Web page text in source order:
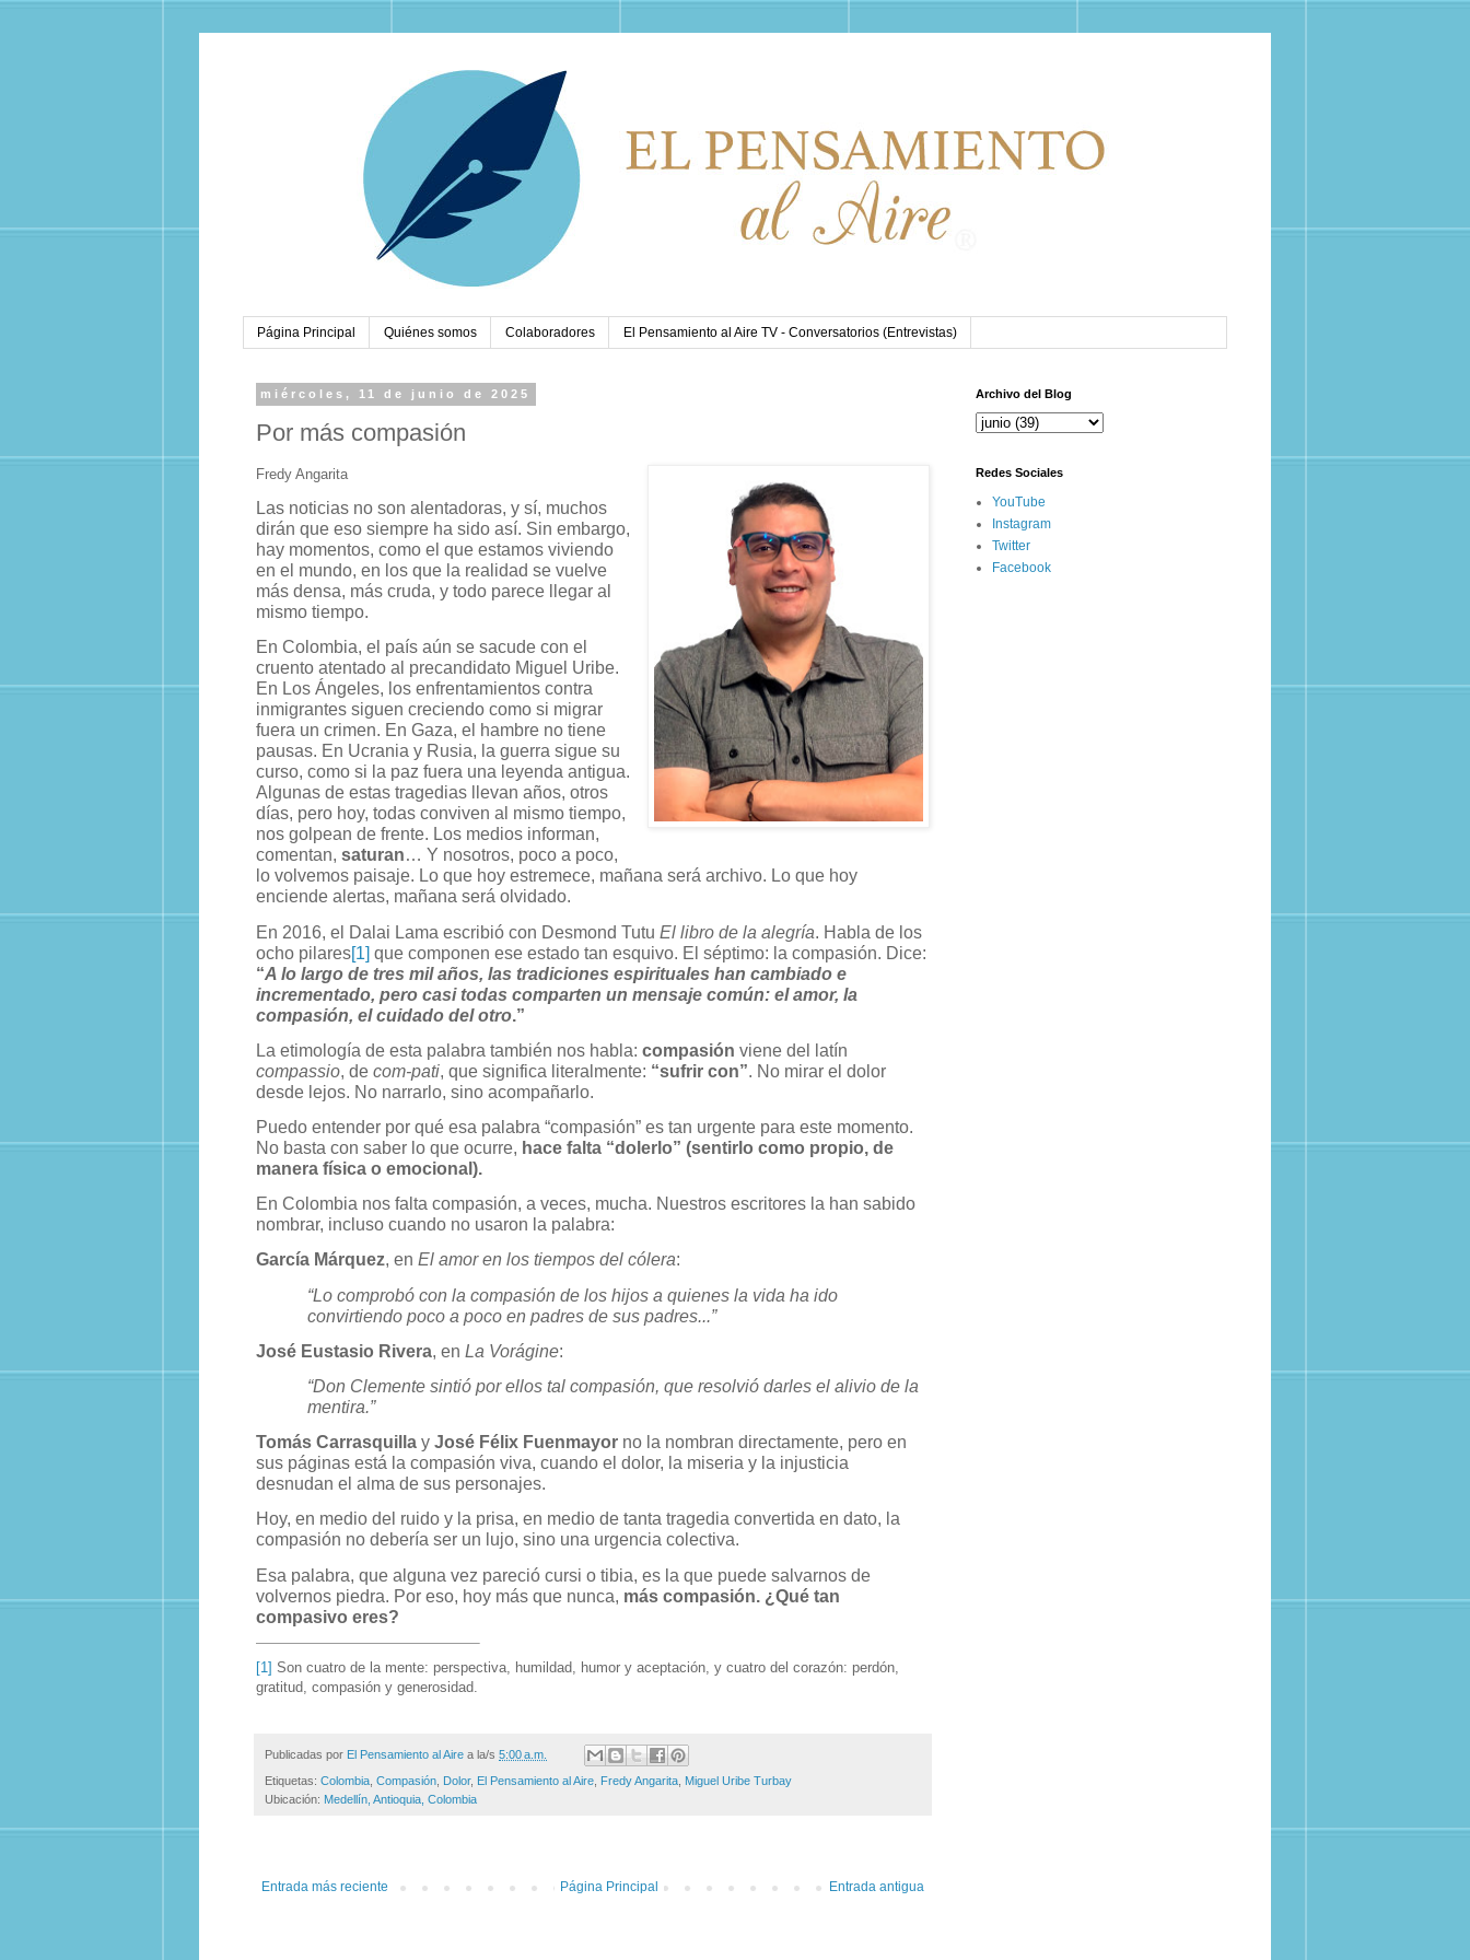
Página Principal Quiénes somos Colaboradores El Pensamiento al Aire TV - Conversatorios (Entrevistas)
miércoles, 11 de junio de 2025
Por más compasión
Fredy Angarita
Las noticias no son alentadoras, y sí, muchos
dirán que eso siempre ha sido así. Sin embargo,
hay momentos, como el que estamos viviendo
en el mundo, en los que la realidad se vuelve
más densa, más cruda, y todo parece llegar al
mismo tiempo.
En Colombia, el país aún se sacude con el
cruento atentado al precandidato Miguel Uribe.
En Los Ángeles, los enfrentamientos contra
inmigrantes siguen creciendo como si migrar
fuera un crimen. En Gaza, el hambre no tiene
pausas. En Ucrania y Rusia, la guerra sigue su
curso, como si la paz fuera una leyenda antigua.
Algunas de estas tragedias llevan años, otros
días, pero hoy, todas conviven al mismo tiempo,
nos golpean de frente. Los medios informan,
comentan, saturan… Y nosotros, poco a poco,
lo volvemos paisaje. Lo que hoy estremece, mañana será archivo. Lo que hoy
enciende alertas, mañana será olvidado.
En 2016, el Dalai Lama escribió con Desmond Tutu El libro de la alegría. Habla de los
ocho pilares[1] que componen ese estado tan esquivo. El séptimo: la compasión. Dice:
“A lo largo de tres mil años, las tradiciones espirituales han cambiado e
incrementado, pero casi todas comparten un mensaje común: el amor, la
compasión, el cuidado del otro.”
La etimología de esta palabra también nos habla: compasión viene del latín
compassio, de com-pati, que significa literalmente: “sufrir con”. No mirar el dolor
desde lejos. No narrarlo, sino acompañarlo.
Puedo entender por qué esa palabra “compasión” es tan urgente para este momento.
No basta con saber lo que ocurre, hace falta “dolerlo” (sentirlo como propio, de
manera física o emocional).
En Colombia nos falta compasión, a veces, mucha. Nuestros escritores la han sabido
nombrar, incluso cuando no usaron la palabra:
García Márquez, en El amor en los tiempos del cólera:
“Lo comprobó con la compasión de los hijos a quienes la vida ha ido
convirtiendo poco a poco en padres de sus padres...”
José Eustasio Rivera, en La Vorágine:
“Don Clemente sintió por ellos tal compasión, que resolvió darles el alivio de la
mentira.”
Tomás Carrasquilla y José Félix Fuenmayor no la nombran directamente, pero en
sus páginas está la compasión viva, cuando el dolor, la miseria y la injusticia
desnudan el alma de sus personajes.
Hoy, en medio del ruido y la prisa, en medio de tanta tragedia convertida en dato, la
compasión no debería ser un lujo, sino una urgencia colectiva.
Esa palabra, que alguna vez pareció cursi o tibia, es la que puede salvarnos de
volvernos piedra. Por eso, hoy más que nunca, más compasión. ¿Qué tan
compasivo eres?
[1] Son cuatro de la mente: perspectiva, humildad, humor y aceptación, y cuatro del corazón: perdón,
gratitud, compasión y generosidad.
Publicadas por El Pensamiento al Aire a la/s 5:00 a.m.
Etiquetas: Colombia, Compasión, Dolor, El Pensamiento al Aire, Fredy Angarita, Miguel Uribe Turbay
Ubicación: Medellín, Antioquia, Colombia
Entrada más reciente Entrada antigua
Página Principal
Archivo del Blog
Redes Sociales
YouTube
Instagram
Twitter
Facebook